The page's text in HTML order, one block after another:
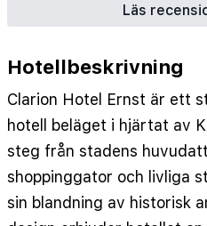
Läs
Hotellbeskrivning
Clarion Hotel Ernst är ett
hotell beläget i hjärtat av
steg från stadens
shoppinggator och livliga
sin blandning av historisk